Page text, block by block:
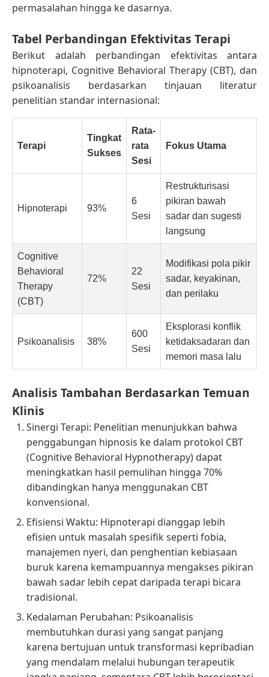
permasalahan hingga ke dasarnya.
Tabel Perbandingan Efektivitas Terapi
Berikut adalah perbandingan efektivitas antara
hipnoterapi, Cognitive Behavioral Therapy (CBT), dan
psikoanalisis berdasarkan tinjauan literatur
penelitian standar internasional:
Terapi
Tingkat
Sukses
Rata-
rata
Sesi
Fokus Utama
Hipnoterapi 93%
6
Sesi
Restrukturisasi
pikiran bawah
sadar dan sugesti
langsung
Cognitive
Behavioral
Therapy
(CBT)
72%
22
Sesi
Modifikasi pola pikir
sadar, keyakinan,
dan perilaku
Psikoanalisis 38%
600
Sesi
Eksplorasi konflik
ketidaksadaran dan
memori masa lalu
Analisis Tambahan Berdasarkan Temuan
Klinis
Sinergi Terapi: Penelitian menunjukkan bahwa
penggabungan hipnosis ke dalam protokol CBT
(Cognitive Behavioral Hypnotherapy) dapat
meningkatkan hasil pemulihan hingga 70%
dibandingkan hanya menggunakan CBT
konvensional.
Efisiensi Waktu: Hipnoterapi dianggap lebih
efisien untuk masalah spesifik seperti fobia,
manajemen nyeri, dan penghentian kebiasaan
buruk karena kemampuannya mengakses pikiran
bawah sadar lebih cepat daripada terapi bicara
tradisional.
Kedalaman Perubahan: Psikoanalisis
membutuhkan durasi yang sangat panjang
karena bertujuan untuk transformasi kepribadian
yang mendalam melalui hubungan terapeutik